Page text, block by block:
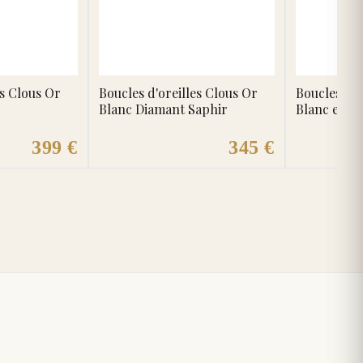
Clous Or
399 €
Boucles d'oreilles Clous Or
Blanc Diamant Saphir
345 €
Boucles
Blanc et